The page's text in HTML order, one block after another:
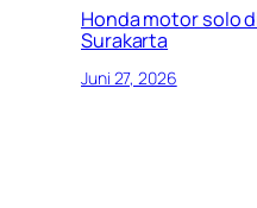
Honda motor solo
Surakarta
Juni 27, 2026